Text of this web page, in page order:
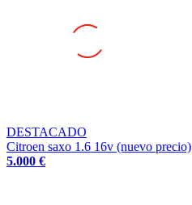
DESTACADO
Citroen saxo 1.6 16v (nuevo precio)
5.000 €